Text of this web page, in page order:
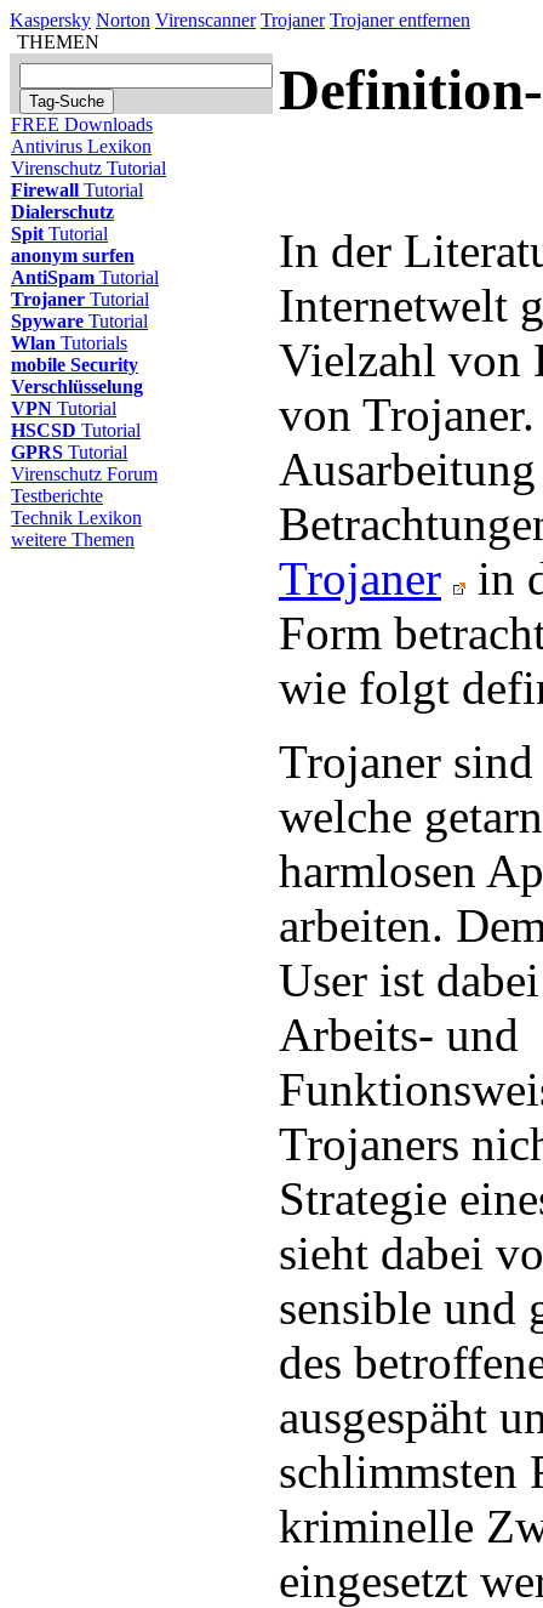
Kaspersky Norton Virenscanner Trojaner Trojaner entfernen
THEMEN
FREE Downloads
Antivirus Lexikon
Virenschutz Tutorial
Firewall Tutorial
Dialerschutz
Spit Tutorial
anonym surfen
AntiSpam Tutorial
Trojaner Tutorial
Spyware Tutorial
Wlan Tutorials
mobile Security
Verschlüsselung
VPN Tutorial
HSCSD Tutorial
GPRS Tutorial
Virenschutz Forum
Testberichte
Technik Lexikon
weitere Themen
In der
Internetwelt
Vielzahl von
von
Trojaner
in
Form
wie folgt
Trojaner
welche
harmlosen
arbeiten.
User ist
Arbeits- und
Trojaners
Strategie
sieht dabei
sensible und
des
ausgespäht
schlimmsten
kriminelle
eingesetzt